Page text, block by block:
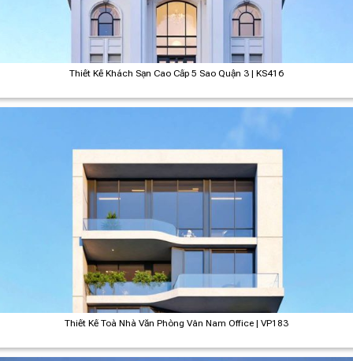
Thiết Kế Khách Sạn Cao Cấp 5 Sao Quận 3 | KS416
Thiết Kế Toà Nhà Văn Phòng Vân Nam Office | VP183